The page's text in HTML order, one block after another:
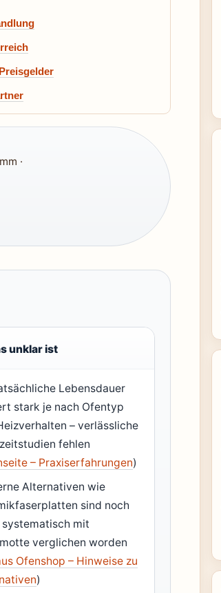
·
unklar ist
Lebensdauer
stark je nach Ofentyp
– verlässliche
fehlen
– Praxiserfahrungen)
Alternativen wie
sind noch
mit
verglichen worden
Ofenshop – Hinweise zu
)